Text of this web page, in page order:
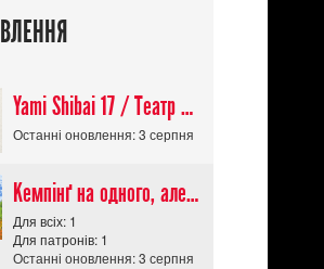
Yami Shibai 17 / Театр Мороку 17
Останні оновлення: 3 серпня
Кемпінґ на одного, але удвох / Futari Solo Camp
Для всіх: 1
Для патронів: 1
Останні оновлення: 3 серпня